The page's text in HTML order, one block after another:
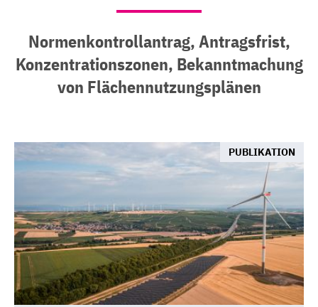
Normenkontrollantrag, Antragsfrist,
Konzentrationszonen, Bekanntmachung
von Flächennutzungsplänen
PUBLIKATION